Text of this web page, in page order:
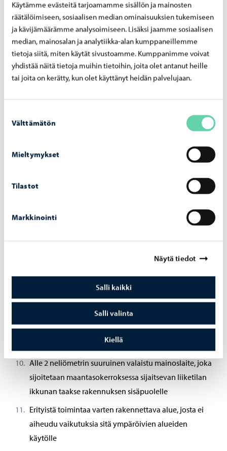
Käytämme evästeitä tarjoamamme sisällön ja mainosten
räätälöimiseen, sosiaalisen median ominaisuuksien tukemiseen
ja kävijämäärämme analysoimiseen. Lisäksi jaamme sosiaalisen
median, mainosalan ja analytiikka-alan kumppaneillemme
tietoja siitä, miten käytät sivustoamme. Kumppanimme voivat
yhdistää näitä tietoja muihin tietoihin, joita olet antanut heille
tai joita on kerätty, kun olet käyttänyt heidän palvelujaan.
valinta
Välttämätön
Mieltymykset
Tilastot
Markkinointi
Näytä tiedot
Salli kaikki
Salli valinta
Kiellä
joka tekisi rakennuksesta
asuinrakennuksen
Kooltaan alle 120 kuutiometrinen rakennus, joka ei
ole asuinrakennus
kuutiometreinä
rakennuksessa ei saa olla kiinteää hellaa,
katos on sivuiltaan auki vähintään 30 %)
yleisörakennelma
Alle 30 metriä korkea masto, piippu tai vastaava
Alle 30 metriä korkea mainospyloni, jonka valaistu
mainospinta on alle 2 neliömetriä
Alle 2 neliömetrin suuruinen valaistu erillinen, omalla
jalallaan seisova mainoslaite
Alle 2 neliömetrin suuruinen valaistu mainoslaite, joka
sijoitetaan maantasokerroksessa sijaitsevan liiketilan
ikkunan taakse rakennuksen sisäpuolelle
Erityistä toimintaa varten rakennettava alue, josta ei
aiheudu vaikutuksia sitä ympäröivien alueiden
käytölle